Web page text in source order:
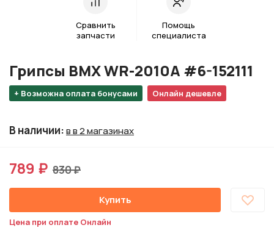
Сравнить
запчасти
Помощь
специалиста
+ Возможна оплата бонусами Онлайн дешевле
Грипсы BMX WR-2010A #6-152111
В наличии:в в 2 магазинах
789 ₽ 830 ₽
Купить
Цена при оплате Онлайн